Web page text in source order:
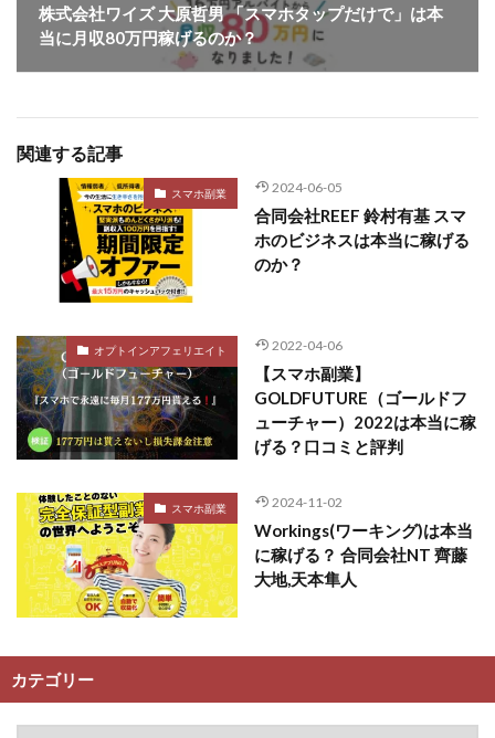
株式会社ワイズ 大原哲男 「スマホタップだけで」は本
当に月収80万円稼げるのか？
関連する記事
スマホ副業 2024-06-05
合同会社REEF 鈴村有基 スマ
ホのビジネスは本当に稼げる
のか？
オプトインアフェリエイト 2022-04-06
【スマホ副業】
GOLDFUTURE（ゴールドフ
ューチャー）2022は本当に稼
げる？口コミと評判
スマホ副業 2024-11-02
Workings(ワーキング)は本当
に稼げる？ 合同会社NT 齊藤
大地,天本隼人
カテゴリー